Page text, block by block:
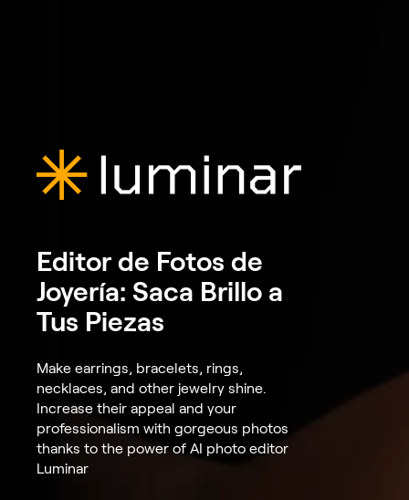
Editor de Fotos de
Joyería: Saca Brillo a
Tus Piezas
Make earrings, bracelets, rings,
necklaces, and other jewelry shine.
Increase their appeal and your
professionalism with gorgeous photos
thanks to the power of AI photo editor
Luminar